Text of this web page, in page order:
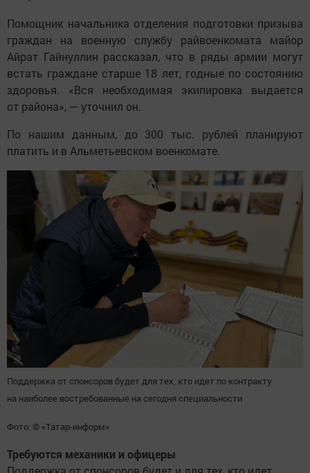
Помощник начальника отделения подготовки призыва
граждан на военную службу райвоенкомата майор
Айрат Гайнуллин рассказал, что в ряды армии могут
встать граждане старше 18 лет, годные по состоянию
здоровья. «Вся необходимая экипировка выдается
от района», — уточнил он.
По нашим данным, до 300 тыс. рублей планируют
платить и в Альметьевском военкомате.
Поддержка от спонсоров будет для тех, кто идет по контракту
на наиболее востребованные на сегодня специальности
Фото: © «Татар-информ»
Требуются механики и офицеры